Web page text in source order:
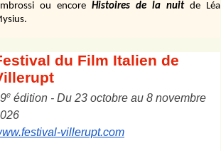
ou encore Histoires de la nuit de Léa
du Film Italien de
9e édition - Du 23 octobre au 8 novembre
6
villerupt.com